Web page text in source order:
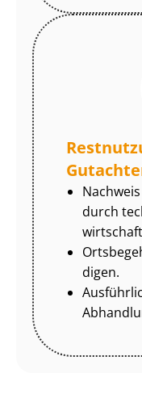
durch
di­gen.